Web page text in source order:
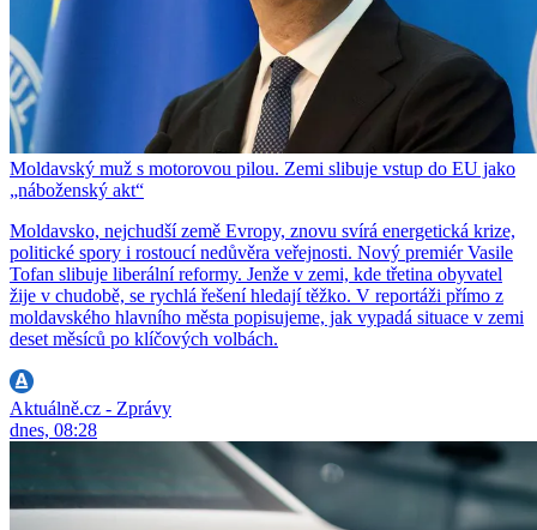
Moldavský muž s motorovou pilou. Zemi slibuje vstup do EU jako
„náboženský akt“
Moldavsko, nejchudší země Evropy, znovu svírá energetická krize,
politické spory i rostoucí nedůvěra veřejnosti. Nový premiér Vasile
Tofan slibuje liberální reformy. Jenže v zemi, kde třetina obyvatel
žije v chudobě, se rychlá řešení hledají těžko. V reportáži přímo z
moldavského hlavního města popisujeme, jak vypadá situace v zemi
deset měsíců po klíčových volbách.
Aktuálně.cz - Zprávy
dnes, 08:28